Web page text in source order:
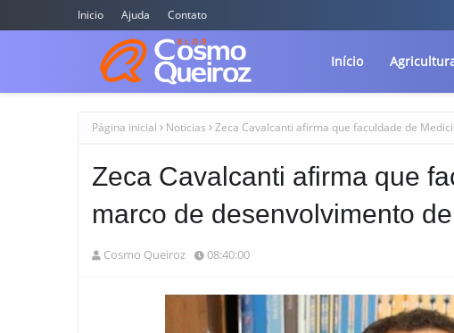
Inicio Ajuda Contato
Início
Página inicial Noticias Zeca Cavalcanti afirma que faculdade de
Zeca Cavalcanti afirma que
marco de desenvolvimento
Cosmo Queiroz 08:40:00